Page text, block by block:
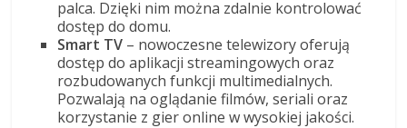
palca. Dzięki nim można zdalnie kontrolować
dostęp do domu.
Smart TV – nowoczesne telewizory oferują
dostęp do aplikacji streamingowych oraz
rozbudowanych funkcji multimedialnych.
Pozwalają na oglądanie filmów, seriali oraz
korzystanie z gier online w wysokiej jakości.